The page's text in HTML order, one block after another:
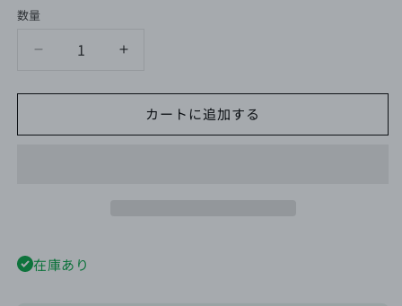
数量
AIBOX
高
HDMI
Ｍ
AIBOX
高
HDMI
カートに追加する
在庫あり